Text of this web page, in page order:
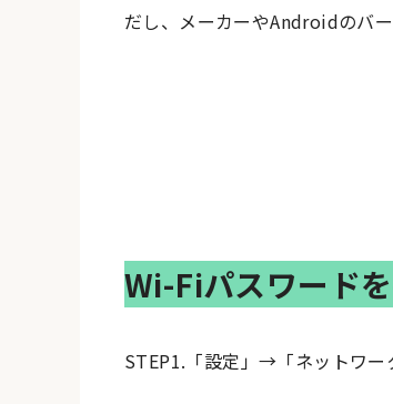
だし、メーカーやAndroidのバ
Wi-Fiパスワード
STEP1.「設定」→「ネットワー